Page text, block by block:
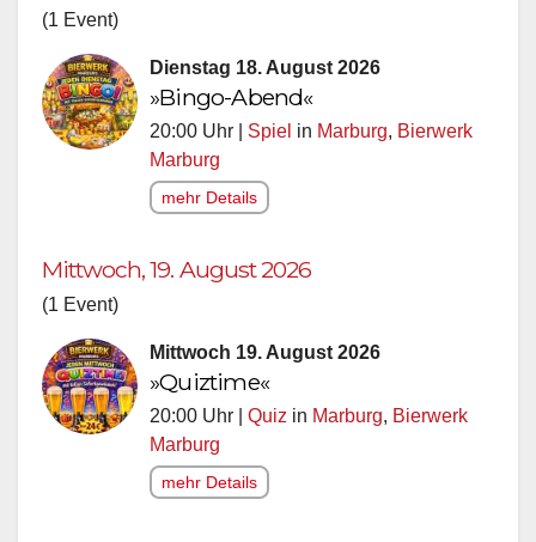
(1 Event)
Dienstag 18. August 2026
»Bingo-Abend«
20:00 Uhr | Spiel in Marburg, Bierwerk
Marburg
mehr Details
Mittwoch, 19. August 2026
(1 Event)
Mittwoch 19. August 2026
»Quiztime«
20:00 Uhr | Quiz in Marburg, Bierwerk
Marburg
mehr Details